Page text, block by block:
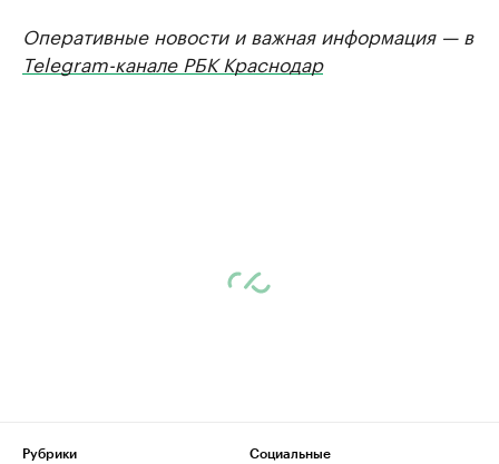
Оперативные новости и важная информация — в
Telegram-канале РБК Краснодар
Рубрики
Социальные